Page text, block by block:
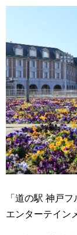
「道の駅 神戸
エンターテイン